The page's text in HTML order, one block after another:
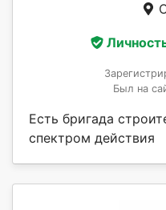
Был на
Есть бригада
спектром действия